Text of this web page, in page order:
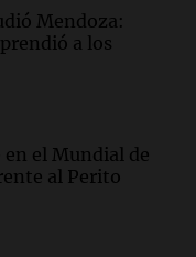
Mendoza:
a los
el Mundial de
al Perito